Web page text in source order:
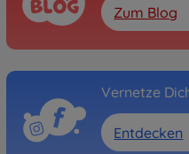
Zum Blog
Vernetze
Entdecken